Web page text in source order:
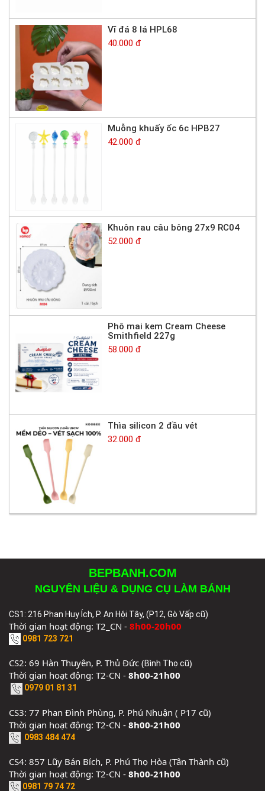
Vĩ đá 8 lá HPL68
40.000 đ
Muỗng khuấy ốc 6c HPB27
42.000 đ
Khuôn rau câu bông 27x9 RC04
52.000 đ
Phô mai kem Cream Cheese
Smithfield 227g
58.000 đ
Thìa silicon 2 đầu vét
32.000 đ
BEPBANH.COM
NGUYÊN LIỆU & DỤNG CỤ LÀM BÁNH
CS1: 216 Phan Huy Ích, P. An Hội Tây, (P12, Gò Vấp cũ)
Thời gian hoạt động: T2_CN - 8h00-20h00
0981 723 721
CS2: 69 Hàn Thuyên, P. Thủ Đức (Bình Thọ cũ)
Thời gian hoạt động: T2-CN - 8h00-21h00
0979 01 81 31
CS3: 77 Phan Đình Phùng, P. Phú Nhuận ( P17 cũ)
Thời gian hoạt động: T2-CN - 8h00-21h00
0983 484 474
CS4: 857 Lũy Bán Bích, P. Phú Thọ Hòa (Tân Thành cũ)
Thời gian hoạt động: T2-CN - 8h00-21h00
0981 79 74 72